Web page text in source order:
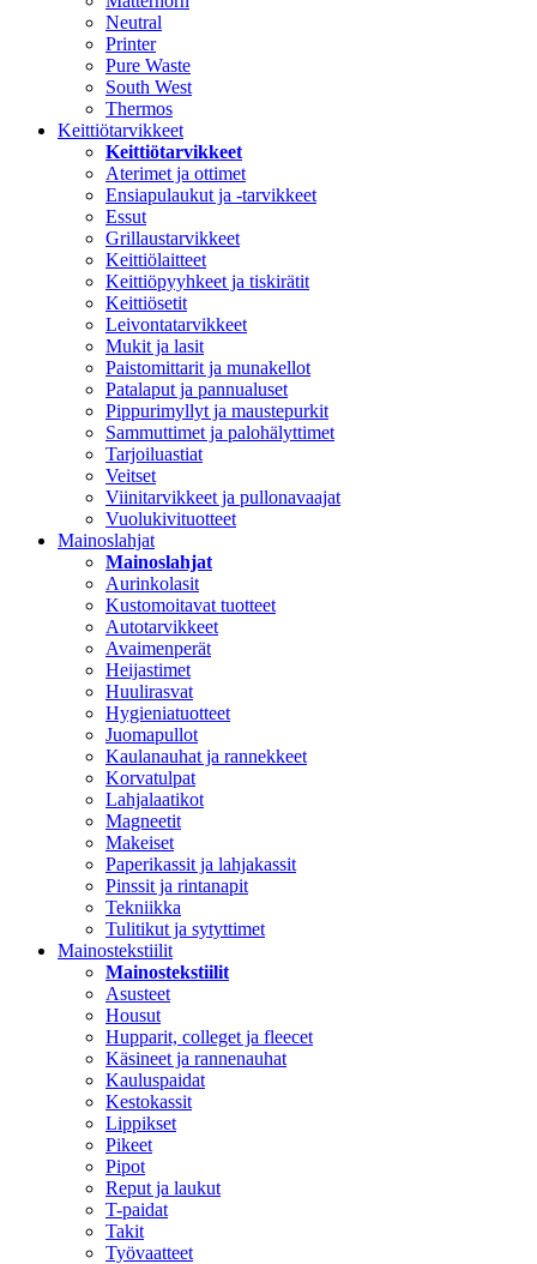
Neutral
Printer
Pure Waste
South West
Thermos
Keittiötarvikkeet
Keittiötarvikkeet
Aterimet ja ottimet
Ensiapulaukut ja -tarvikkeet
Essut
Grillaustarvikkeet
Keittiölaitteet
Keittiöpyyhkeet ja tiskirätit
Keittiösetit
Leivontatarvikkeet
Mukit ja lasit
Paistomittarit ja munakellot
Patalaput ja pannualuset
Pippurimyllyt ja maustepurkit
Sammuttimet ja palohälyttimet
Tarjoiluastiat
Veitset
Viinitarvikkeet ja pullonavaajat
Vuolukivituotteet
Mainoslahjat
Mainoslahjat
Aurinkolasit
Kustomoitavat tuotteet
Autotarvikkeet
Avaimenperät
Heijastimet
Huulirasvat
Hygieniatuotteet
Juomapullot
Kaulanauhat ja rannekkeet
Korvatulpat
Lahjalaatikot
Magneetit
Makeiset
Paperikassit ja lahjakassit
Pinssit ja rintanapit
Tekniikka
Tulitikut ja sytyttimet
Mainostekstiilit
Mainostekstiilit
Asusteet
Housut
Hupparit, colleget ja fleecet
Käsineet ja rannenauhat
Kauluspaidat
Kestokassit
Lippikset
Pikeet
Pipot
Reput ja laukut
T-paidat
Takit
Työvaatteet